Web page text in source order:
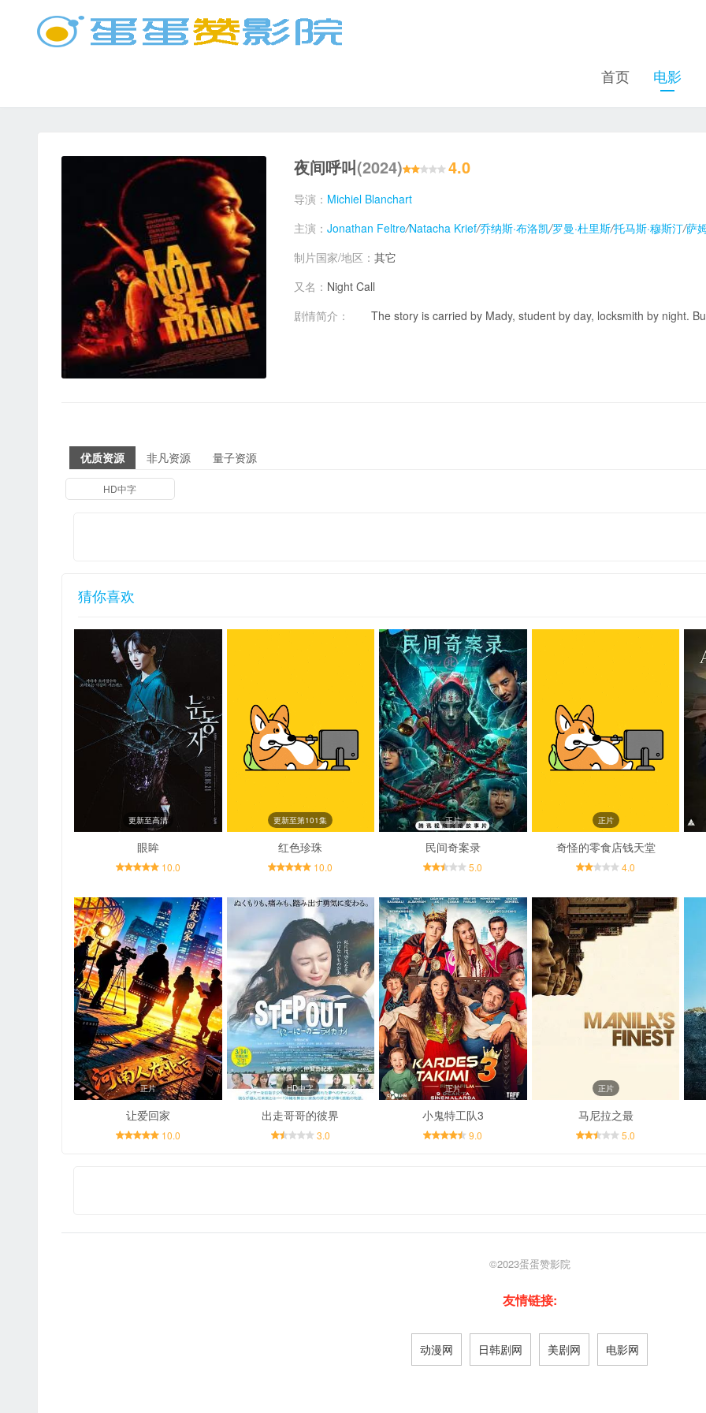
首页 电影
夜间呼叫(2024) 4.0
导演： Michiel Blanchart
主演： Jonathan Feltre/Natacha Krief/乔纳斯·布洛凯/罗曼·杜里斯/托马斯·穆斯汀/萨
制片国家/地区： 其它
又名： Night Call
剧情简介：
The story is carried by Mady, student by day, locksmith by night.
优质资源 非凡资源 量子资源
HD中字
猜你喜欢
更新至高清
眼眸
10.0
更新至第101集
红色珍珠
10.0
正片
民间奇案录
5.0
正片
奇怪的零食店钱天堂
4.0
正片
让爱回家
10.0
HD中字
出走哥哥的彼界
3.0
正片
小鬼特工队3
9.0
正片
马尼拉之最
5.0
©2023蛋蛋赞影院
友情链接:
动漫网 日韩剧网 美剧网 电影网